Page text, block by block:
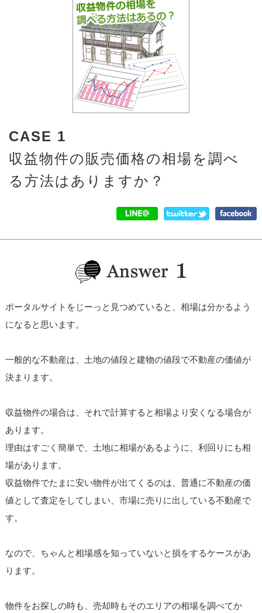
CASE 1
収益物件の販売価格の相場を調べ
る方法はありますか？
ポータルサイトをじーっと見つめていると、相場は分かるよう
になると思います。
一般的な不動産は、土地の値段と建物の値段で不動産の価値が
決まります。
収益物件の場合は、それで計算すると相場より安くなる場合が
あります。
理由はすごく簡単で、土地に相場があるように、利回りにも相
場があります。
収益物件でたまに安い物件が出てくるのは、普通に不動産の価
値として査定をしてしまい、市場に売りに出している不動産で
す。
なので、ちゃんと相場感を知っていないと損をするケースがあ
ります。
物件をお探しの時も、売却時もそのエリアの相場を調べてか